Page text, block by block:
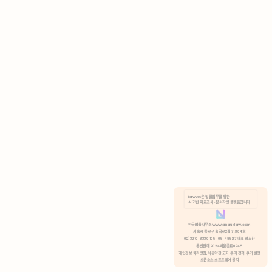
분석 쿠키 허용
Lawvot은 법률업무를 위한
AI 기반 자료조사 · 문서작성 플랫폼입니다.
안국법률사무소 www.anguklaw.com
서울시 종로구 율곡로2길 7, 304호
02)3210-3330 105-05-48527 대표 정희찬
통신판매 2024서울종로0248
개인정보 처리방침, 이용약관 고지, 쿠키 정책, 쿠키 설정
오픈소스 소프트웨어 공지